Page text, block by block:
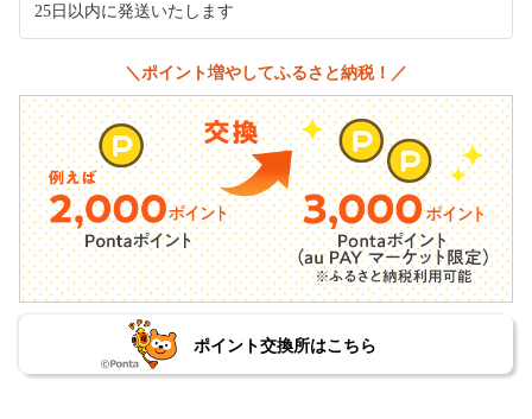
25日以内に発送いたします
＼ポイント増やしてふるさと納税！／
ポイント交換所はこちら